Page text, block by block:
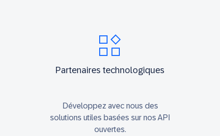
Partenaires technologiques
Développez avec nous des
solutions utiles basées sur nos API
ouvertes.